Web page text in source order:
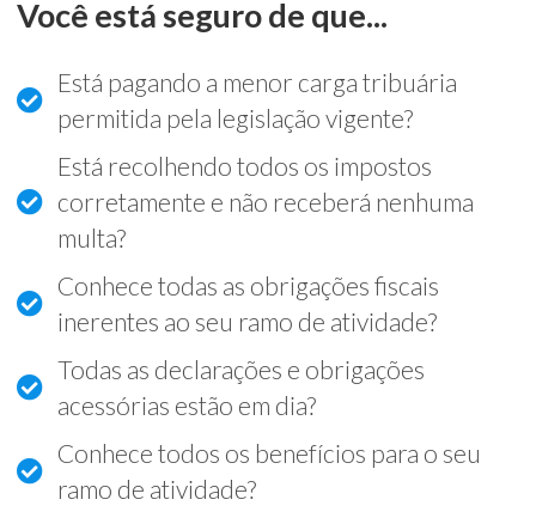
Você está seguro de que...
Está pagando a menor carga tribuária
permitida pela legislação vigente?
Está recolhendo todos os impostos
corretamente e não receberá nenhuma
multa?
Conhece todas as obrigações fiscais
inerentes ao seu ramo de atividade?
Todas as declarações e obrigações
acessórias estão em dia?
Conhece todos os benefícios para o seu
ramo de atividade?